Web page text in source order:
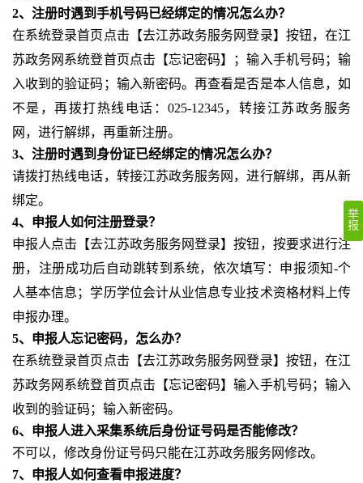
2、注册时遇到手机号码已经绑定的情况怎么办？
在系统登录首页点击【去江苏政务服务网登录】按钮，在江
苏政务网系统登首页点击【忘记密码】；输入手机号码；输
入收到的验证码；输入新密码。再查看是否是本人信息，如
不是，再拨打热线电话：025-12345，转接江苏政务服务
网，进行解绑，再重新注册。
3、注册时遇到身份证已经绑定的情况怎么办？
请拨打热线电话，转接江苏政务服务网，进行解绑，再从新
绑定。
4、申报人如何注册登录？
申报人点击【去江苏政务服务网登录】按钮，按要求进行注
册，注册成功后自动跳转到系统，依次填写：申报须知-个
人基本信息；学历学位会计从业信息专业技术资格材料上传
申报办理。
5、申报人忘记密码，怎么办？
在系统登录首页点击【去江苏政务服务网登录】按钮，在江
苏政务网系统登首页点击【忘记密码】输入手机号码；输入
收到的验证码；输入新密码。
6、申报人进入采集系统后身份证号码是否能修改？
不可以，修改身份证号码只能在江苏政务服务网修改。
7、申报人如何查看申报进度？
举
报